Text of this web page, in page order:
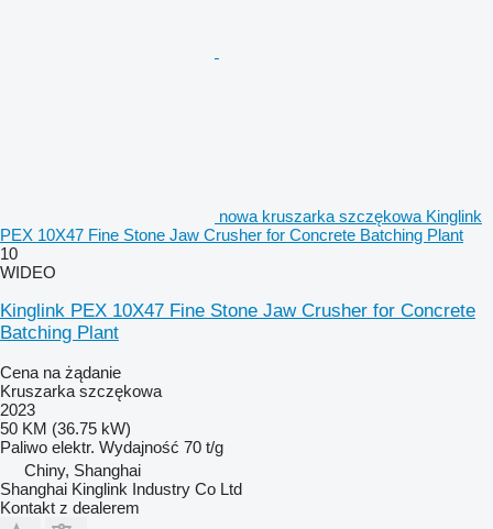
nowa kruszarka szczękowa Kinglink
PEX 10X47 Fine Stone Jaw Crusher for Concrete Batching Plant
10
WIDEO
Kinglink PEX 10X47 Fine Stone Jaw Crusher for Concrete
Batching Plant
Cena na żądanie
Kruszarka szczękowa
2023
50 KM (36.75 kW)
Paliwo elektr. Wydajność 70 t/g
Chiny, Shanghai
Shanghai Kinglink Industry Co Ltd
Kontakt z dealerem